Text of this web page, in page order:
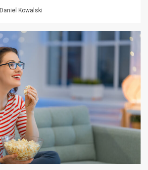
Daniel Kowalski